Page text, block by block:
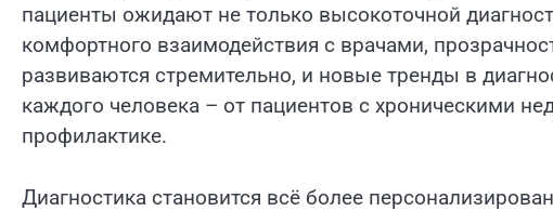
пациенты ожидают не только высокоточной
комфортного взаимодействия с врачами,
развиваются стремительно, и новые тренды в
каждого человека – от пациентов с хроническими
профилактике.
Диагностика становится всё более